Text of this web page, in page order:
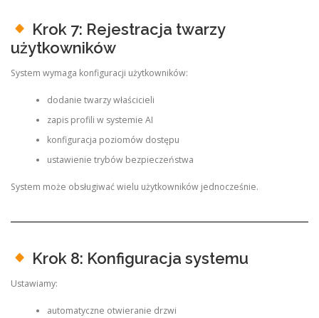
Krok 7: Rejestracja twarzy
użytkowników
System wymaga konfiguracji użytkowników:
dodanie twarzy właścicieli
zapis profili w systemie AI
konfiguracja poziomów dostępu
ustawienie trybów bezpieczeństwa
System może obsługiwać wielu użytkowników jednocześnie.
Krok 8: Konfiguracja systemu
Ustawiamy:
automatyczne otwieranie drzwi